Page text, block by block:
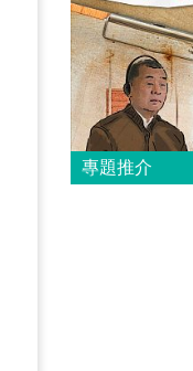
專題推介